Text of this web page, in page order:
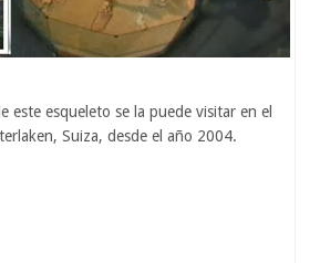
este esqueleto se la puede visitar en el
Suiza, desde el año 2004.